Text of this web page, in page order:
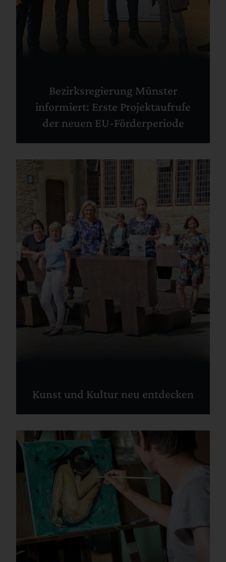
Bezirksregierung Münster
informiert: Erste Projektaufrufe
der neuen EU-Förderperiode
Kunst und Kultur neu entdecken